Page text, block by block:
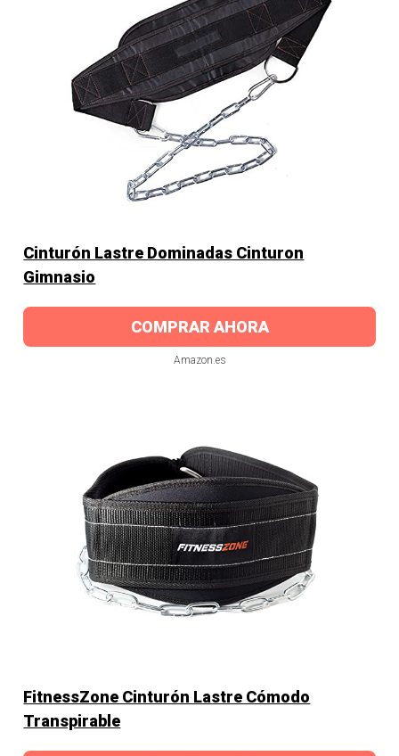
Cinturón Lastre Dominadas Cinturon
Gimnasio
COMPRAR AHORA
Amazon.es
FitnessZone Cinturón Lastre Cómodo
Transpirable